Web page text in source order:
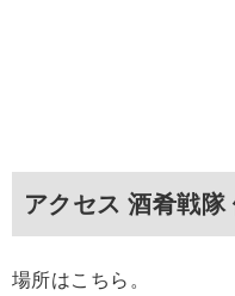
アクセス 酒肴戦隊
場所はこちら。